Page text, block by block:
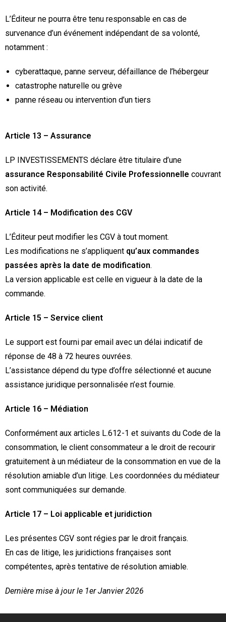
L’Éditeur ne pourra être tenu responsable en cas de
survenance d’un événement indépendant de sa volonté,
notamment :
cyberattaque, panne serveur, défaillance de l’hébergeur
catastrophe naturelle ou grève
panne réseau ou intervention d’un tiers
Article 13 – Assurance
LP INVESTISSEMENTS déclare être titulaire d’une
assurance Responsabilité Civile Professionnelle couvrant
son activité.
Article 14 – Modification des CGV
L’Éditeur peut modifier les CGV à tout moment.
Les modifications ne s’appliquent qu’aux commandes
passées après la date de modification.
La version applicable est celle en vigueur à la date de la
commande.
Article 15 – Service client
Le support est fourni par email avec un délai indicatif de
réponse de 48 à 72 heures ouvrées.
L’assistance dépend du type d’offre sélectionné et aucune
assistance juridique personnalisée n’est fournie.
Article 16 – Médiation
Conformément aux articles L.612-1 et suivants du Code de la
consommation, le client consommateur a le droit de recourir
gratuitement à un médiateur de la consommation en vue de la
résolution amiable d’un litige. Les coordonnées du médiateur
sont communiquées sur demande.
Article 17 – Loi applicable et juridiction
Les présentes CGV sont régies par le droit français.
En cas de litige, les juridictions françaises sont
compétentes, après tentative de résolution amiable.
Dernière mise à jour le 1er Janvier 2026